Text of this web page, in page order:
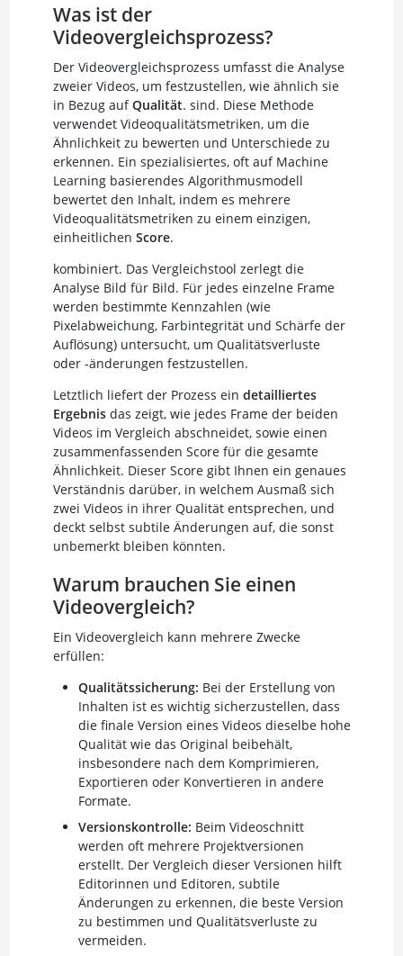
Was ist der
Videovergleichsprozess?
Der Videovergleichsprozess umfasst die Analyse
zweier Videos, um festzustellen, wie ähnlich sie
in Bezug aufQualität. sind. Diese Methode
verwendet Videoqualitätsmetriken, um die
Ähnlichkeit zu bewerten und Unterschiede zu
erkennen. Ein spezialisiertes, oft auf Machine
Learning basierendes Algorithmusmodell
bewertet den Inhalt, indem es mehrere
Videoqualitätsmetriken zu einem einzigen,
einheitlichen Score.
kombiniert. Das Vergleichstool zerlegt die
Analyse Bild für Bild. Für jedes einzelne Frame
werden bestimmte Kennzahlen (wie
Pixelabweichung, Farbintegrität und Schärfe der
Auflösung) untersucht, um Qualitätsverluste
oder -änderungen festzustellen.
Letztlich liefert der Prozess ein detailliertes
Ergebnisdas zeigt, wie jedes Frame der beiden
Videos im Vergleich abschneidet, sowie einen
zusammenfassenden Score für die gesamte
Ähnlichkeit. Dieser Score gibt Ihnen ein genaues
Verständnis darüber, in welchem Ausmaß sich
zwei Videos in ihrer Qualität entsprechen, und
deckt selbst subtile Änderungen auf, die sonst
unbemerkt bleiben könnten.
Warum brauchen Sie einen
Videovergleich?
Ein Videovergleich kann mehrere Zwecke
erfüllen:
Qualitätssicherung: Bei der Erstellung von
Inhalten ist es wichtig sicherzustellen, dass
die finale Version eines Videos dieselbe hohe
Qualität wie das Original beibehält,
insbesondere nach dem Komprimieren,
Exportieren oder Konvertieren in andere
Formate.
Versionskontrolle: Beim Videoschnitt
werden oft mehrere Projektversionen
erstellt. Der Vergleich dieser Versionen hilft
Editorinnen und Editoren, subtile
Änderungen zu erkennen, die beste Version
zu bestimmen und Qualitätsverluste zu
vermeiden.